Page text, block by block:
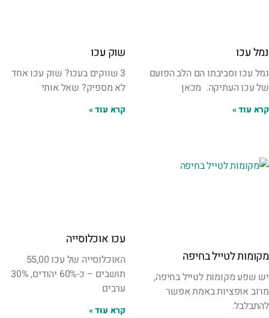
נמל עכו
נמל עכו וסביבתו הם הלב הפועם
של עכו העתיקה. מכאן
קרא עוד »
שוק עכו
3 שווקים בעכו? שוק עכו אחד
לא מספיק? שאל אותי
קרא עוד »
מקומות לטייל בחיפה
יש שפע מקומות לטייל בחיפה,
מרוב אופציות באמת אפשר
להתבלבל.
עכו אוכלוסייה
האוכלוסייה של עכו 55,00
תושבים – כ-60% יהודים, 30%
ערבים
קרא עוד »